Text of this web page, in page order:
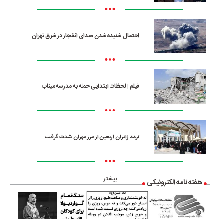
•••
احتمال شنیده‌شدن صدای انفجار در شرق تهران
•••
فیلم | لحظات ابتدایی حمله به مدرسه میناب
•••
تردد زائران اربعین از مرز مهران شدت گرفت
•••
بیشتر هفته نامه الکترونیکی